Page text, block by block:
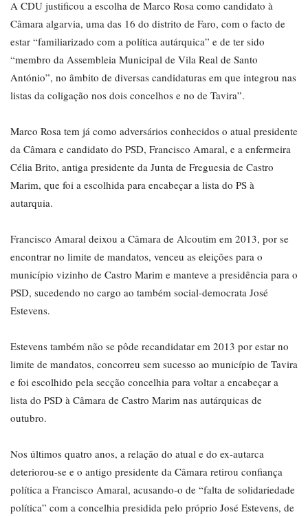
A CDU justificou a escolha de Marco Rosa como candidato à
Câmara algarvia, uma das 16 do distrito de Faro, com o facto de
estar “familiarizado com a política autárquica” e de ter sido
“membro da Assembleia Municipal de Vila Real de Santo
António”, no âmbito de diversas candidaturas em que integrou nas
listas da coligação nos dois concelhos e no de Tavira”.
Marco Rosa tem já como adversários conhecidos o atual presidente
da Câmara e candidato do PSD, Francisco Amaral, e a enfermeira
Célia Brito, antiga presidente da Junta de Freguesia de Castro
Marim, que foi a escolhida para encabeçar a lista do PS à
autarquia.
Francisco Amaral deixou a Câmara de Alcoutim em 2013, por se
encontrar no limite de mandatos, venceu as eleições para o
município vizinho de Castro Marim e manteve a presidência para o
PSD, sucedendo no cargo ao também social-democrata José
Estevens.
Estevens também não se pôde recandidatar em 2013 por estar no
limite de mandatos, concorreu sem sucesso ao município de Tavira
e foi escolhido pela secção concelhia para voltar a encabeçar a
lista do PSD à Câmara de Castro Marim nas autárquicas de
outubro.
Nos últimos quatro anos, a relação do atual e do ex-autarca
deteriorou-se e o antigo presidente da Câmara retirou confiança
política a Francisco Amaral, acusando-o de “falta de solidariedade
política” com a concelhia presidida pelo próprio José Estevens, de